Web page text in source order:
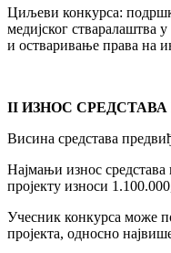
Циљеви конкурса:
медијског стваралаштва
и остваривање права на
II ИЗНОС
Висина средстава
Најмањи износ средстава
пројекту износи
Учесник конкурса може
пројекта, односно